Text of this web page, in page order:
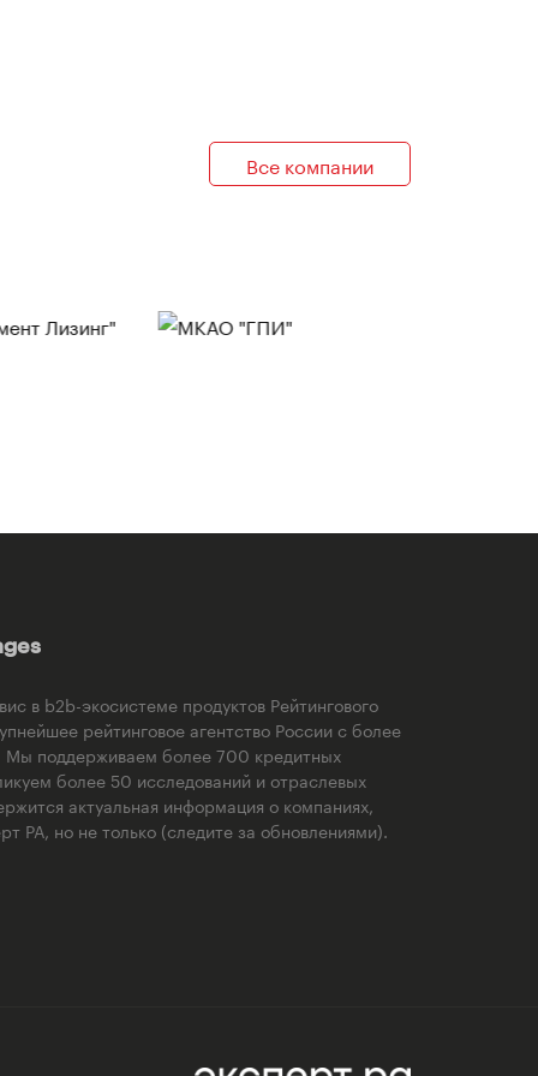
Все компании
в b2b-экосистеме продуктов Рейтингового
рейтинговое агентство России с более
Мы поддерживаем более 700 кредитных
более 50 исследований и отраслевых
актуальная информация о компаниях,
РА, но не только (следите за обновлениями).